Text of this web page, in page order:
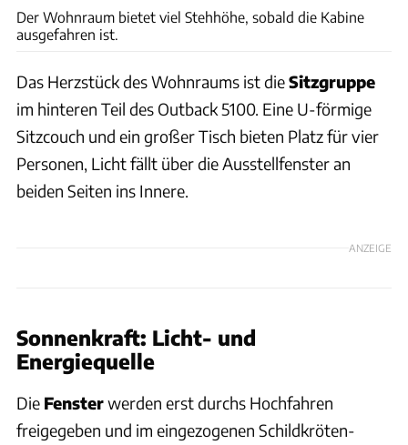
Der Wohnraum bietet viel Stehhöhe, sobald die Kabine
ausgefahren ist.
Das Herzstück des Wohnraums ist dieSitzgruppe
im hinteren Teil des Outback 5100. Eine U-förmige
Sitzcouch und ein großer Tisch bieten Platz für vier
Personen, Licht fällt über die Ausstellfenster an
beiden Seiten ins Innere.
ANZEIGE
Sonnenkraft: Licht- und
Energiequelle
Die Fensterwerden erst durchs Hochfahren
freigegeben und im eingezogenen Schildkröten-